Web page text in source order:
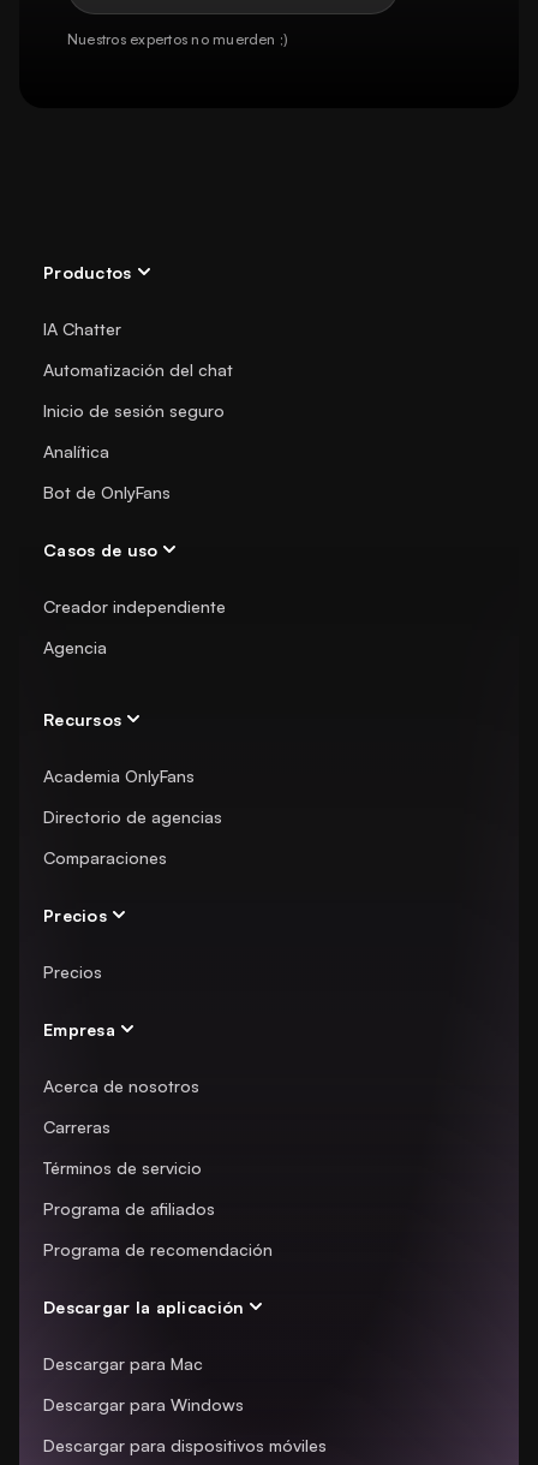
Nuestros expertos no muerden ;)
Productos
IA Chatter
Automatización del chat
Inicio de sesión seguro
Analítica
Bot de OnlyFans
Casos de uso
Creador independiente
Agencia
Recursos
Academia OnlyFans
Directorio de agencias
Comparaciones
Precios
Precios
Empresa
Acerca de nosotros
Carreras
Términos de servicio
Programa de afiliados
Programa de recomendación
Descargar la aplicación
Descargar para Mac
Descargar para Windows
Descargar para dispositivos móviles